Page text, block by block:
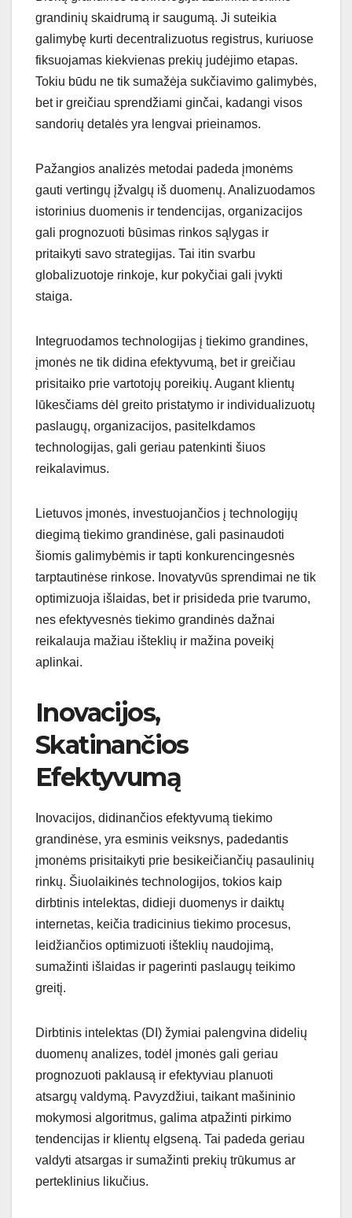
grandinių skaidrumą ir saugumą. Ji suteikia
galimybę kurti decentralizuotus registrus, kuriuose
fiksuojamas kiekvienas prekių judėjimo etapas.
Tokiu būdu ne tik sumažėja sukčiavimo galimybės,
bet ir greičiau sprendžiami ginčai, kadangi visos
sandorių detalės yra lengvai prieinamos.
Pažangios analizės metodai padeda įmonėms
gauti vertingų įžvalgų iš duomenų. Analizuodamos
istorinius duomenis ir tendencijas, organizacijos
gali prognozuoti būsimas rinkos sąlygas ir
pritaikyti savo strategijas. Tai itin svarbu
globalizuotoje rinkoje, kur pokyčiai gali įvykti
staiga.
Integruodamos technologijas į tiekimo grandines,
įmonės ne tik didina efektyvumą, bet ir greičiau
prisitaiko prie vartotojų poreikių. Augant klientų
lūkesčiams dėl greito pristatymo ir individualizuotų
paslaugų, organizacijos, pasitelkdamos
technologijas, gali geriau patenkinti šiuos
reikalavimus.
Lietuvos įmonės, investuojančios į technologijų
diegimą tiekimo grandinėse, gali pasinaudoti
šiomis galimybėmis ir tapti konkurencingesnės
tarptautinėse rinkose. Inovatyvūs sprendimai ne tik
optimizuoja išlaidas, bet ir prisideda prie tvarumo,
nes efektyvesnės tiekimo grandinės dažnai
reikalauja mažiau išteklių ir mažina poveikį
aplinkai.
Inovacijos,
Skatinančios
Efektyvumą
Inovacijos, didinančios efektyvumą tiekimo
grandinėse, yra esminis veiksnys, padedantis
įmonėms prisitaikyti prie besikeičiančių pasaulinių
rinkų. Šiuolaikinės technologijos, tokios kaip
dirbtinis intelektas, didieji duomenys ir daiktų
internetas, keičia tradicinius tiekimo procesus,
leidžiančios optimizuoti išteklių naudojimą,
sumažinti išlaidas ir pagerinti paslaugų teikimo
greitį.
Dirbtinis intelektas (DI) žymiai palengvina didelių
duomenų analizes, todėl įmonės gali geriau
prognozuoti paklausą ir efektyviau planuoti
atsargų valdymą. Pavyzdžiui, taikant mašininio
mokymosi algoritmus, galima atpažinti pirkimo
tendencijas ir klientų elgseną. Tai padeda geriau
valdyti atsargas ir sumažinti prekių trūkumus ar
perteklinius likučius.